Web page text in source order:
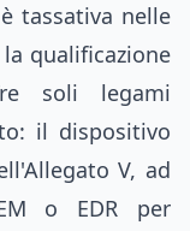
tassativa nelle
qualificazione
soli legami
il dispositivo
V, ad
o EDR per